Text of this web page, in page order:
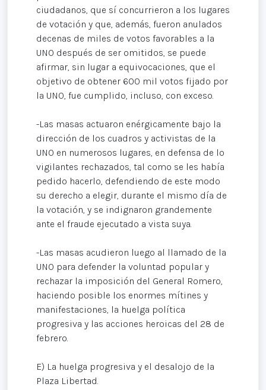
ciudadanos, que sí concurrieron a los lugares
de votación y que, además, fueron anulados
decenas de miles de votos favorables a la
UNO después de ser omitidos, se puede
afirmar, sin lugar a equivocaciones, que el
objetivo de obtener 600 mil votos fijado por
la UNO, fue cumplido, incluso, con exceso.
-Las masas actuaron enérgicamente bajo la
dirección de los cuadros y activistas de la
UNO en numerosos lugares, en defensa de lo
vigilantes rechazados, tal como se les había
pedido hacerlo, defendiendo de este modo
su derecho a elegir, durante el mismo día de
la votación, y se indignaron grandemente
ante el fraude ejecutado a vista suya.
-Las masas acudieron luego al llamado de la
UNO para defender la voluntad popular y
rechazar la imposición del General Romero,
haciendo posible los enormes mítines y
manifestaciones, la huelga política
progresiva y las acciones heroicas del 28 de
febrero.
E) La huelga progresiva y el desalojo de la
Plaza Libertad.